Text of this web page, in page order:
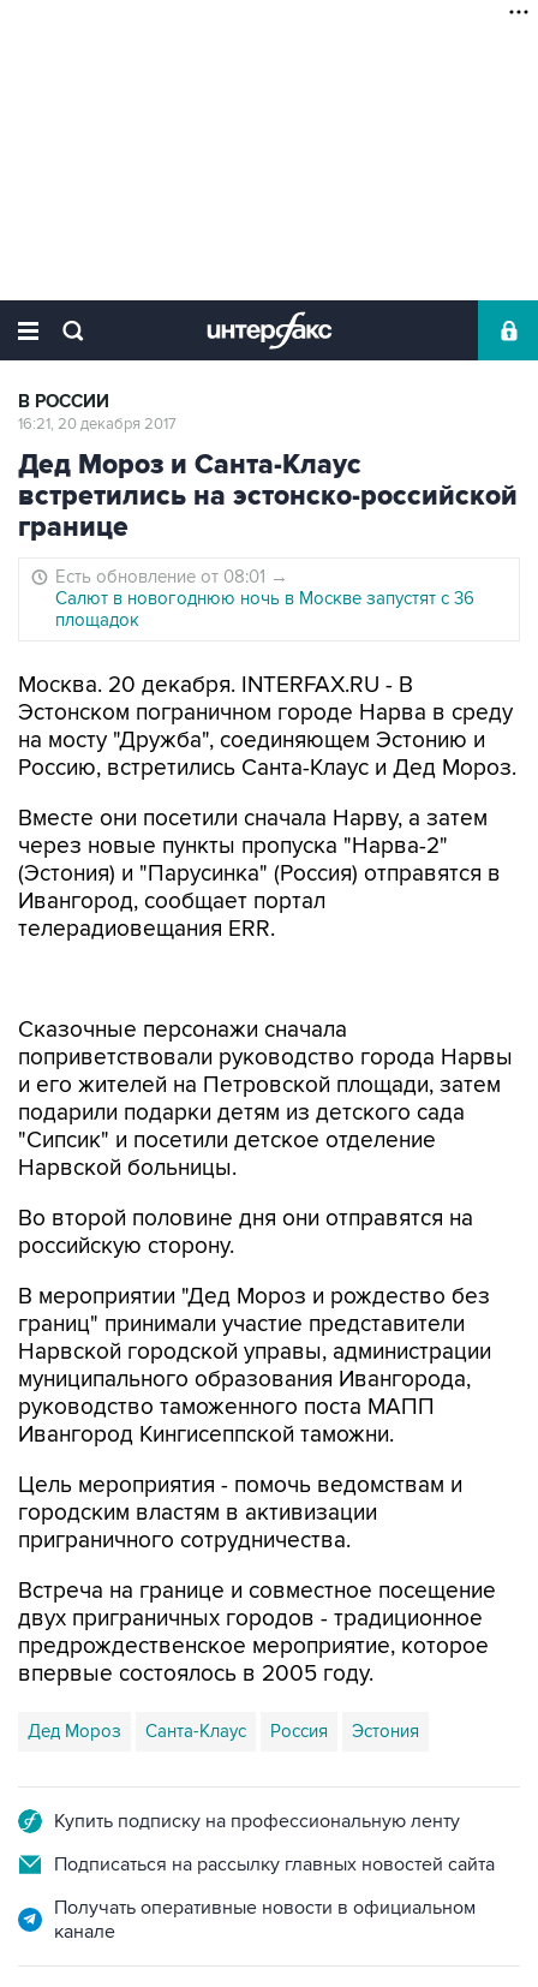
В РОССИИ
16:21, 20 декабря 2017
Дед Мороз и Санта-Клаус
встретились на эстонско-российской
границе
Есть обновление от 08:01 →
Салют в новогоднюю ночь в Москве запустят с 36
площадок
Москва. 20 декабря. INTERFAX.RU - В
Эстонском пограничном городе Нарва в среду
на мосту "Дружба", соединяющем Эстонию и
Россию, встретились Санта-Клаус и Дед Мороз.
Вместе они посетили сначала Нарву, а затем
через новые пункты пропуска "Нарва-2"
(Эстония) и "Парусинка" (Россия) отправятся в
Ивангород, сообщает портал
телерадиовещания ERR.
Сказочные персонажи сначала
поприветствовали руководство города Нарвы
и его жителей на Петровской площади, затем
подарили подарки детям из детского сада
"Сипсик" и посетили детское отделение
Нарвской больницы.
Во второй половине дня они отправятся на
российскую сторону.
В мероприятии "Дед Мороз и рождество без
границ" принимали участие представители
Нарвской городской управы, администрации
муниципального образования Ивангорода,
руководство таможенного поста МАПП
Ивангород Кингисеппской таможни.
Цель мероприятия - помочь ведомствам и
городским властям в активизации
приграничного сотрудничества.
Встреча на границе и совместное посещение
двух приграничных городов - традиционное
предрождественское мероприятие, которое
впервые состоялось в 2005 году.
Дед Мороз Санта-Клаус Россия Эстония
Купить подписку на профессиональную ленту
Подписаться на рассылку главных новостей сайта
Получать оперативные новости в официальном
канале